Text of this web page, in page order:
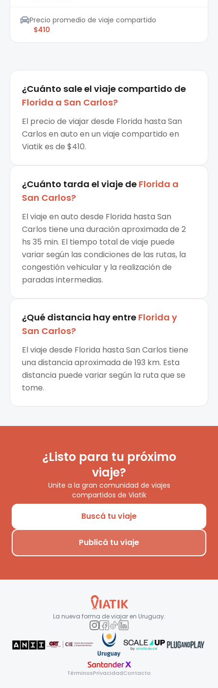
Precio promedio de viaje compartido
$410
¿Cuánto sale el viaje compartido de
Florida a San Carlos?
El precio de viajar desde Florida hasta San
Carlos en auto en un viaje compartido en
Viatik es de $410.
¿Cuánto tarda el viaje de Florida a
San Carlos?
El viaje en auto desde Florida hasta San
Carlos tiene una duración aproximada de 2
hs 35 min. El tiempo total de viaje puede
variar según las condiciones de las rutas, la
congestión vehicular y la realización de
paradas intermedias.
¿Qué distancia hay entre Florida y
San Carlos?
El viaje desde Florida hasta San Carlos tiene
una distancia aproximada de 193 km. Esta
distancia puede variar según la ruta que se
tome.
¿Listo para tu próximo
viaje?
Unite a la gran comunidad de viajes
compartidos de Viatik
Buscá tu viaje
Publicá tu viaje
La nueva forma de viajar en Uruguay.
TérminosPrivacidadContacto